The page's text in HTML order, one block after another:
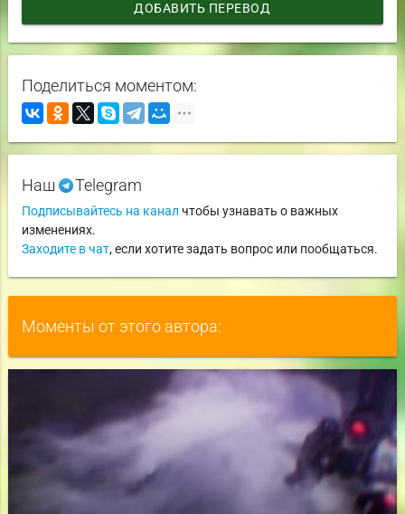
ДОБАВИТЬ ПЕРЕВОД
Поделиться моментом:
Наш Telegram
Подписывайтесь на канал чтобы узнавать о важных
изменениях.
Заходите в чат, если хотите задать вопрос или пообщаться.
Моменты от этого автора: